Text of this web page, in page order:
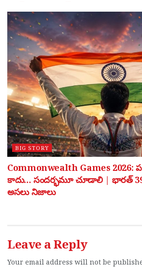
BIG STORY
Commonwealth Games 2026:
కాదు… సందర్భమూ చూడాలి | భారత్
అసలు నిజాలు
Leave a Reply
Your email address will not be